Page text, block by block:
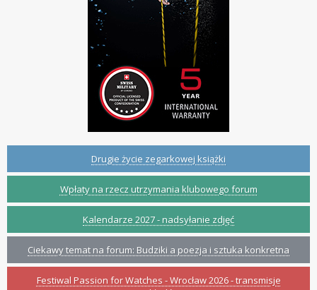
Drugie życie zegarkowej książki
Wpłaty na rzecz utrzymania klubowego forum
Kalendarze 2027 - nadsyłanie zdjęć
Ciekawy temat na forum: Budziki a poezja i sztuka konkretna
Festiwal Passion for Watches - Wrocław 2026 - transmisje